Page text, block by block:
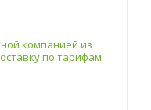
компанией из
по тарифам